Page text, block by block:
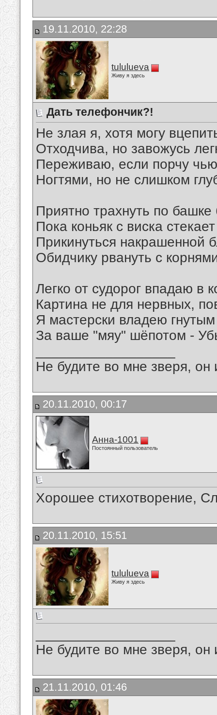
19.11.2010, 22:28
tululueva
Живу я здесь
Дать телефончик?!
Не злая я, хотя могу
Отходчива, но завожусь
Переживаю, если порчу
Ногтями, но не слишком
Приятно трахнуть по башке
Пока коньяк с виска
Прикинуться накрашенной
Обидчику рвануть с
Легко от судорог впадаю в
Картина не для нервных,
Я мастерски владею
За ваше "мяу" шёпотом -
Не будите во мне зверя, он
20.11.2010, 00:17
Анна-1001
Постоянный пользователь
Хорошее стихотворение,
20.11.2010, 15:51
tululueva
Живу я здесь
Не будите во мне зверя, он
21.11.2010, 01:46